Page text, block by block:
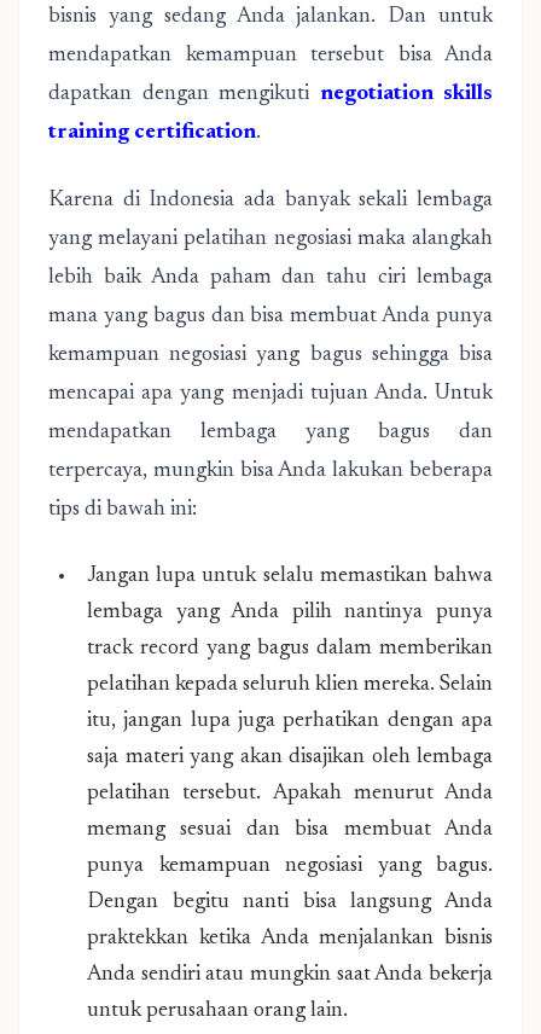
bisnis yang sedang Anda jalankan. Dan untuk
mendapatkan kemampuan tersebut bisa Anda
dapatkan dengan mengikuti negotiation skills
training certification.
Karena di Indonesia ada banyak sekali lembaga
yang melayani pelatihan negosiasi maka alangkah
lebih baik Anda paham dan tahu ciri lembaga
mana yang bagus dan bisa membuat Anda punya
kemampuan negosiasi yang bagus sehingga bisa
mencapai apa yang menjadi tujuan Anda. Untuk
mendapatkan lembaga yang bagus dan
terpercaya, mungkin bisa Anda lakukan beberapa
tips di bawah ini:
Jangan lupa untuk selalu memastikan bahwa
lembaga yang Anda pilih nantinya punya
track record yang bagus dalam memberikan
pelatihan kepada seluruh klien mereka. Selain
itu, jangan lupa juga perhatikan dengan apa
saja materi yang akan disajikan oleh lembaga
pelatihan tersebut. Apakah menurut Anda
memang sesuai dan bisa membuat Anda
punya kemampuan negosiasi yang bagus.
Dengan begitu nanti bisa langsung Anda
praktekkan ketika Anda menjalankan bisnis
Anda sendiri atau mungkin saat Anda bekerja
untuk perusahaan orang lain.